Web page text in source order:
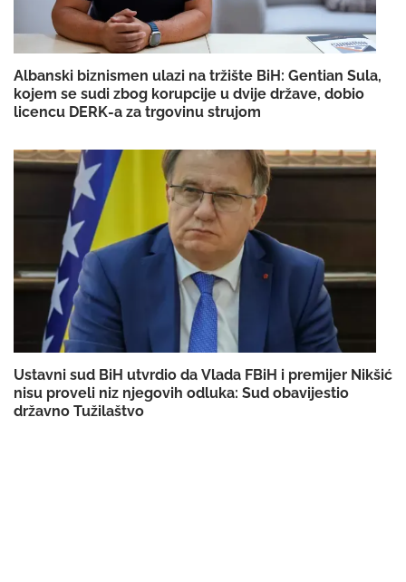
Albanski biznismen ulazi na tržište BiH: Gentian Sula,
kojem se sudi zbog korupcije u dvije države, dobio
licencu DERK-a za trgovinu strujom
Ustavni sud BiH utvrdio da Vlada FBiH i premijer Nikšić
nisu proveli niz njegovih odluka: Sud obavijestio
državno Tužilaštvo